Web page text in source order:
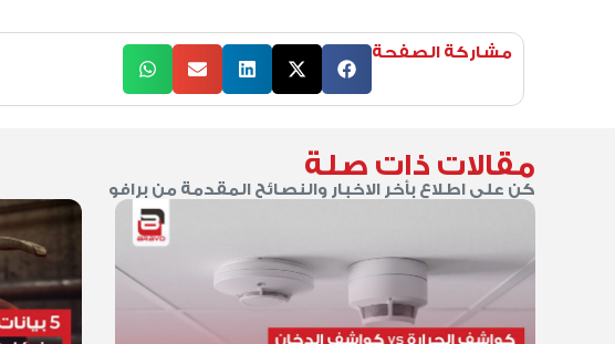
مشاركة الصفحة
مقالات ذات صلة
كن على اطلاع بأخر الاخبار والنصائح المقدمة من برافو